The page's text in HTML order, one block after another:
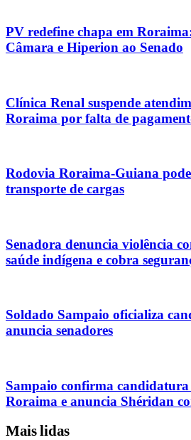
PV redefine chapa em
Câmara e Hiperion ao Senado
Clínica Renal suspende
Roraima por falta de
Rodovia Roraima-Guiana
transporte de cargas
Senadora denuncia violência
saúde indígena e cobra
Soldado Sampaio oficializa
anuncia senadores
Sampaio confirma
Roraima e anuncia Shéridan
Mais lidas